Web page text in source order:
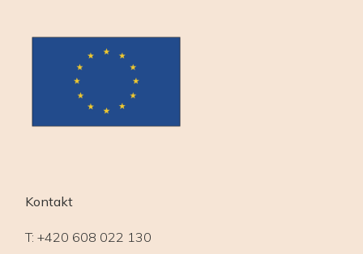
Kontakt
T: +420 608 022 130